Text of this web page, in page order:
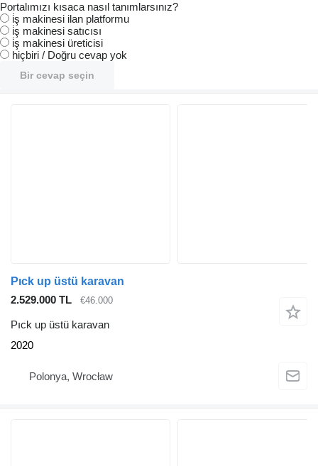
Portalımızı kısaca nasıl tanımlarsınız?
i̇ş makinesi ilan platformu
i̇ş makinesi satıcısı
i̇ş makinesi üreticisi
hiçbiri / Doğru cevap yok
Bir cevap seçin
Pıck up üstü karavan
2.529.000 TL
€46.000
Pıck up üstü karavan
2020
Polonya, Wrocław